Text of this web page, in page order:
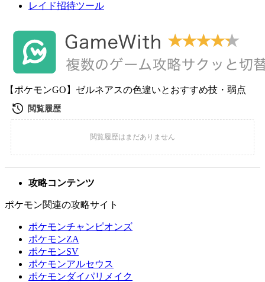
レイド招待ツール
【ポケモンGO】ゼルネアスの色違いとおすすめ技・弱点
攻略コンテンツ
ポケモン関連の攻略サイト
ポケモンチャンピオンズ
ポケモンZA
ポケモンSV
ポケモンアルセウス
ポケモンダイパリメイク